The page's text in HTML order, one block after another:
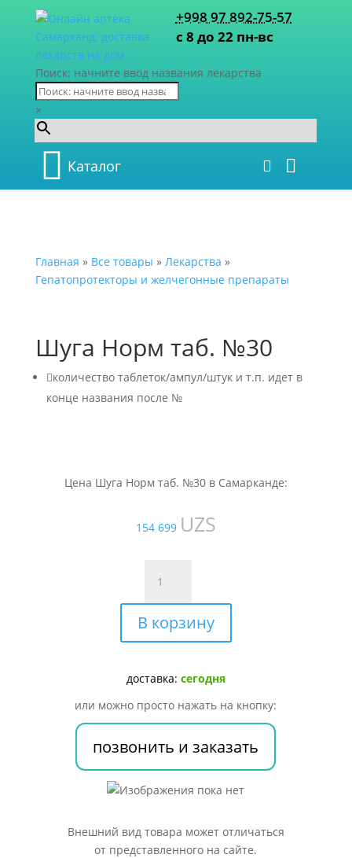
+998 97 892-75-57
с 8 до 22 пн-вс
Поиск: начните ввод названия лекарства
×
Каталог
Главная » Все товары » Лекарства »
Гепатопротекторы и желчегонные препараты
Шуга Норм таб. №30
количество таблеток/ампул/штук и т.п. идет в
конце названия после №
Цена Шуга Норм таб. №30 в Самарканде:
154 699 UZS
товара
Шуга
Норм
таб.
В корзину
доставка: сегодня
или можно просто нажать на кнопку:
позвонить и заказать
Внешний вид товара может отличаться
от представленного на сайте.